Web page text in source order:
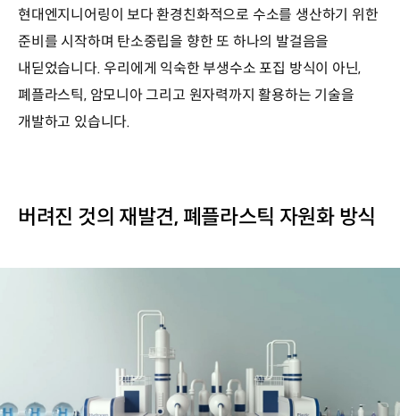
현대엔지니어링이 보다 환경친화적으로 수소를 생산하기 위한
준비를 시작하며 탄소중립을 향한 또 하나의 발걸음을
내딛었습니다. 우리에게 익숙한 부생수소 포집 방식이 아닌,
폐플라스틱, 암모니아 그리고 원자력까지 활용하는 기술을
개발하고 있습니다.
버려진 것의 재발견, 폐플라스틱 자원화 방식